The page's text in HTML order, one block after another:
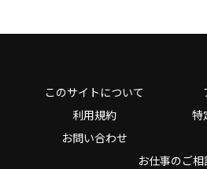
このサイトについて
利用規約
特
お問い合わせ
お仕事のご相